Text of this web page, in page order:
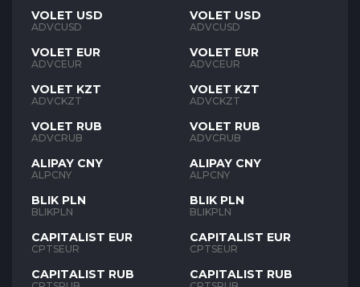
VOLET USD
ADVCUSD
VOLET EUR
ADVCEUR
VOLET KZT
ADVCKZT
VOLET RUB
ADVCRUB
ALIPAY CNY
ALPCNY
BLIK PLN
BLIKPLN
CAPITALIST EUR
CPTSEUR
CAPITALIST RUB
VOLET USD
ADVCUSD
VOLET EUR
ADVCEUR
VOLET KZT
ADVCKZT
VOLET RUB
ADVCRUB
ALIPAY CNY
ALPCNY
BLIK PLN
BLIKPLN
CAPITALIST EUR
CPTSEUR
CAPITALIST RUB